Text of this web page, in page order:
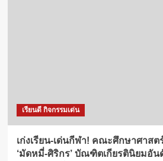
เรียนดี กิจกรรมเด่น
เก่งเรียน-เด่นกีฬา! คณะศึกษาศาส
‘มัดหมี่-ศิริกร’ บัณฑิตเกียรตินิยมอัน